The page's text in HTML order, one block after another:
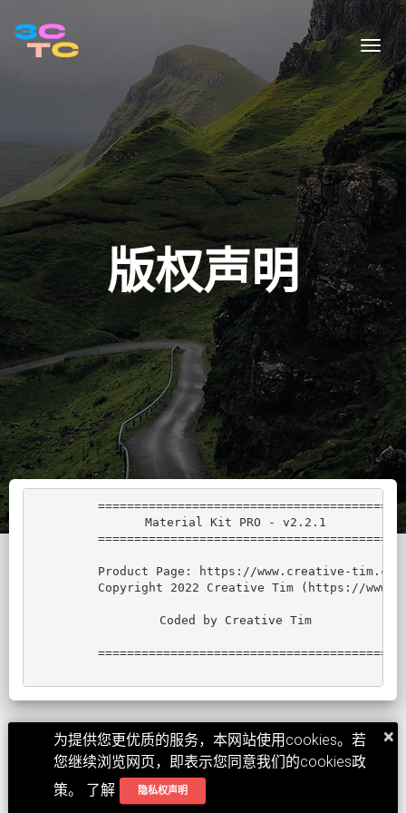
版权声明
         Material Kit PRO - v2.2.1
Product Page: https://www.creative-
Copyright 2022 Creative Tim (https://
         Coded by Creative Tim
关于我 免责声明 隐私权声明 版权
© 2026, made withfavoriteby
×
为提供您更优质的服务，本网站使用cookies。若
您继续浏览网页，即表示您同意我们的cookies政
策。 了解
隐私权声明